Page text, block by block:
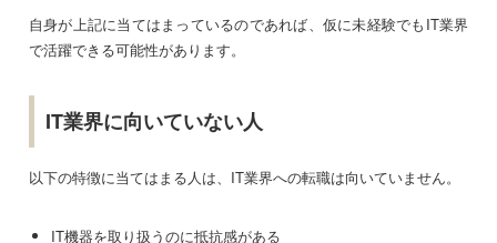
自身が上記に当てはまっているのであれば、仮に未経験でもIT業界
で活躍できる可能性があります。
IT業界に向いていない人
以下の特徴に当てはまる人は、IT業界への転職は向いていません。
IT機器を取り扱うのに抵抗感がある